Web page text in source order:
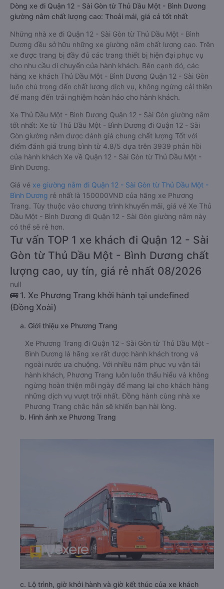
Dòng xe đi Quận 12 - Sài Gòn từ Thủ Dầu Một - Bình Dương
giường nằm chất lượng cao: Thoải mái, giá cả tốt nhất
Những nhà xe đi Quận 12 - Sài Gòn từ Thủ Dầu Một - Bình
Dương đều sở hữu những xe giường nằm chất lượng cao. Trên
xe được trang bị đầy đủ các trang thiết bị hiện đại phục vụ
cho nhu cầu di chuyển của hành khách. Bên cạnh đó, các
hãng xe khách Thủ Dầu Một - Bình Dương Quận 12 - Sài Gòn
luôn chú trọng đến chất lượng dịch vụ, không ngừng cải thiện
để mang đến trải nghiệm hoàn hảo cho hành khách.
Xe Thủ Dầu Một - Bình Dương Quận 12 - Sài Gòn giường nằm
tốt nhất: Xe từ Thủ Dầu Một - Bình Dương đi Quận 12 - Sài
Gòn giường nằm được đánh giá chung chất lượng Tốt với
điểm đánh giá trung bình từ 4.8/5 dựa trên 3939 phản hồi
của hành khách Xe về Quận 12 - Sài Gòn từ Thủ Dầu Một -
Bình Dương.
Giá vé xe giường nằm đi Quận 12 - Sài Gòn từ Thủ Dầu Một -
Bình Dương rẻ nhất là 150000VND của hãng xe Phương
Trang. Tùy thuộc vào chương trình khuyến mãi, giá vé Xe Thủ
Dầu Một - Bình Dương đi Quận 12 - Sài Gòn giường nằm này
có thể sẽ rẻ hơn.
Tư vấn TOP 1 xe khách đi Quận 12 - Sài
Gòn từ Thủ Dầu Một - Bình Dương chất
lượng cao, uy tín, giá rẻ nhất 08/2026
null
🚌 1. Xe Phương Trang khởi hành tại undefined
(Đồng Xoài)
a. Giới thiệu xe Phương Trang
Xe Phương Trang đi Quận 12 - Sài Gòn từ Thủ Dầu Một -
Bình Dương là hãng xe rất được hành khách trong và
ngoài nước ưa chuộng. Với nhiều năm phục vụ vận tải
hành khách, Phương Trang luôn luôn thấu hiểu và không
ngừng hoàn thiện mỗi ngày để mang lại cho khách hàng
những dịch vụ vượt trội nhất. Đồng hành cùng nhà xe
Phương Trang chắc hẳn sẽ khiến bạn hài lòng.
b. Hình ảnh xe Phương Trang
c. Lộ trình, giờ khởi hành và giờ kết thúc của xe khách